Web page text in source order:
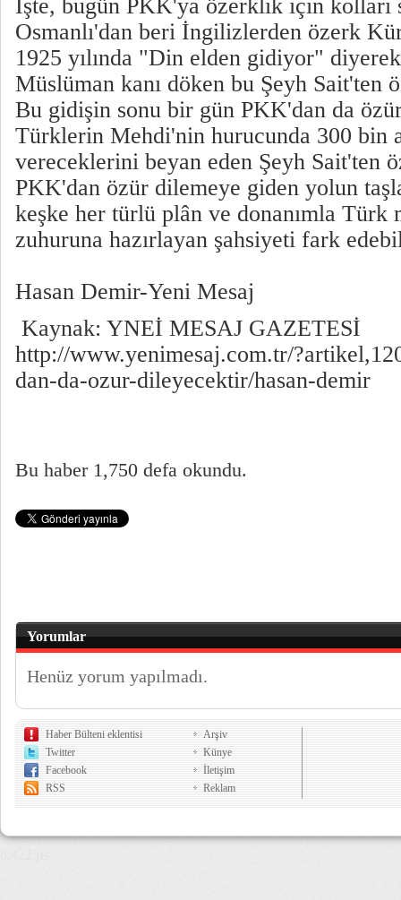
İşte, bugün PKK'ya özerklik için kolları
Osmanlı'dan beri İngilizlerden özerk
1925 yılında "Din elden gidiyor"
Müslüman kanı döken bu Şeyh Sait'ten
Bu gidişin sonu bir gün PKK'dan da
Türklerin Mehdi'nin hurucunda 300 bin
vereceklerini beyan eden Şeyh Sait'ten
PKK'dan özür dilemeye giden yolun
keşke her türlü plân ve donanımla
zuhuruna hazırlayan şahsiyeti fark
Hasan Demir-Yeni Mesaj
Kaynak: YNEİ MESAJ GAZETESİ
http://www.yenimesaj.com.tr/
dan-da-ozur-dileyecektir/hasan-demir
Bu haber 1,750 defa okundu.
Yorumlar
Henüz yorum yapılmadı.
Haber Bülteni eklentisi
Twitter
Facebook
RSS
Arşiv
Künye
İletişim
Reklam